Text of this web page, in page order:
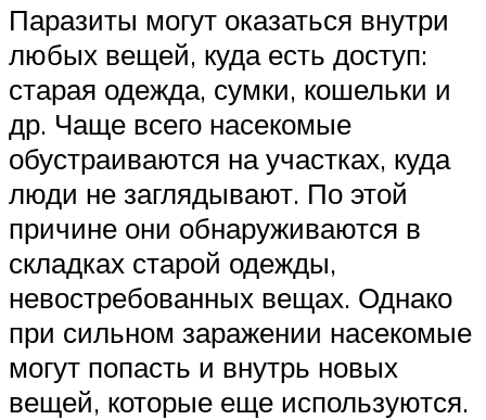
Паразиты могут оказаться внутри
любых вещей, куда есть доступ:
старая одежда, сумки, кошельки и
др. Чаще всего насекомые
обустраиваются на участках, куда
люди не заглядывают. По этой
причине они обнаруживаются в
складках старой одежды,
невостребованных вещах. Однако
при сильном заражении насекомые
могут попасть и внутрь новых
вещей, которые еще используются.